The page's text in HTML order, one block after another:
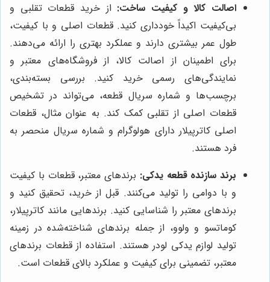
اصالت کالا و کیفیت ساخت: از خرید قطعات تقلبی و
بی‌کیفیت اکیداً خودداری کنید. قطعات اصلی و با کیفیت،
طول عمر بیشتری دارند و عملکرد بهتری را ارائه می‌دهند.
برای اطمینان از اصالت کالا، از فروشگاه‌های معتبر و
نمایندگی‌های رسمی خرید کنید. بررسی بسته‌بندی،
برچسب‌ها و شماره سریال قطعه، می‌تواند در تشخیص
قطعات اصلی از تقلبی کمک کند. به عنوان مثال، قطعات
اصلی کاترپیلار دارای هولوگرام و شماره سریال منحصر به
فرد هستند.
برند سازنده قطعه یدکی: برندهای معتبر، قطعات با کیفیت
و با دوامی را تولید می‌کنند. قبل از خرید، تحقیق کنید و
برندهای معتبر را شناسایی کنید. برندهایی مانند کاترپیلار،
کوماتسو و ولوو، از جمله برندهای شناخته‌شده در زمینه
تولید لوازم یدکی لودر هستند. استفاده از قطعات برندهای
معتبر، تضمینی برای کیفیت و عملکرد بالای قطعات است.